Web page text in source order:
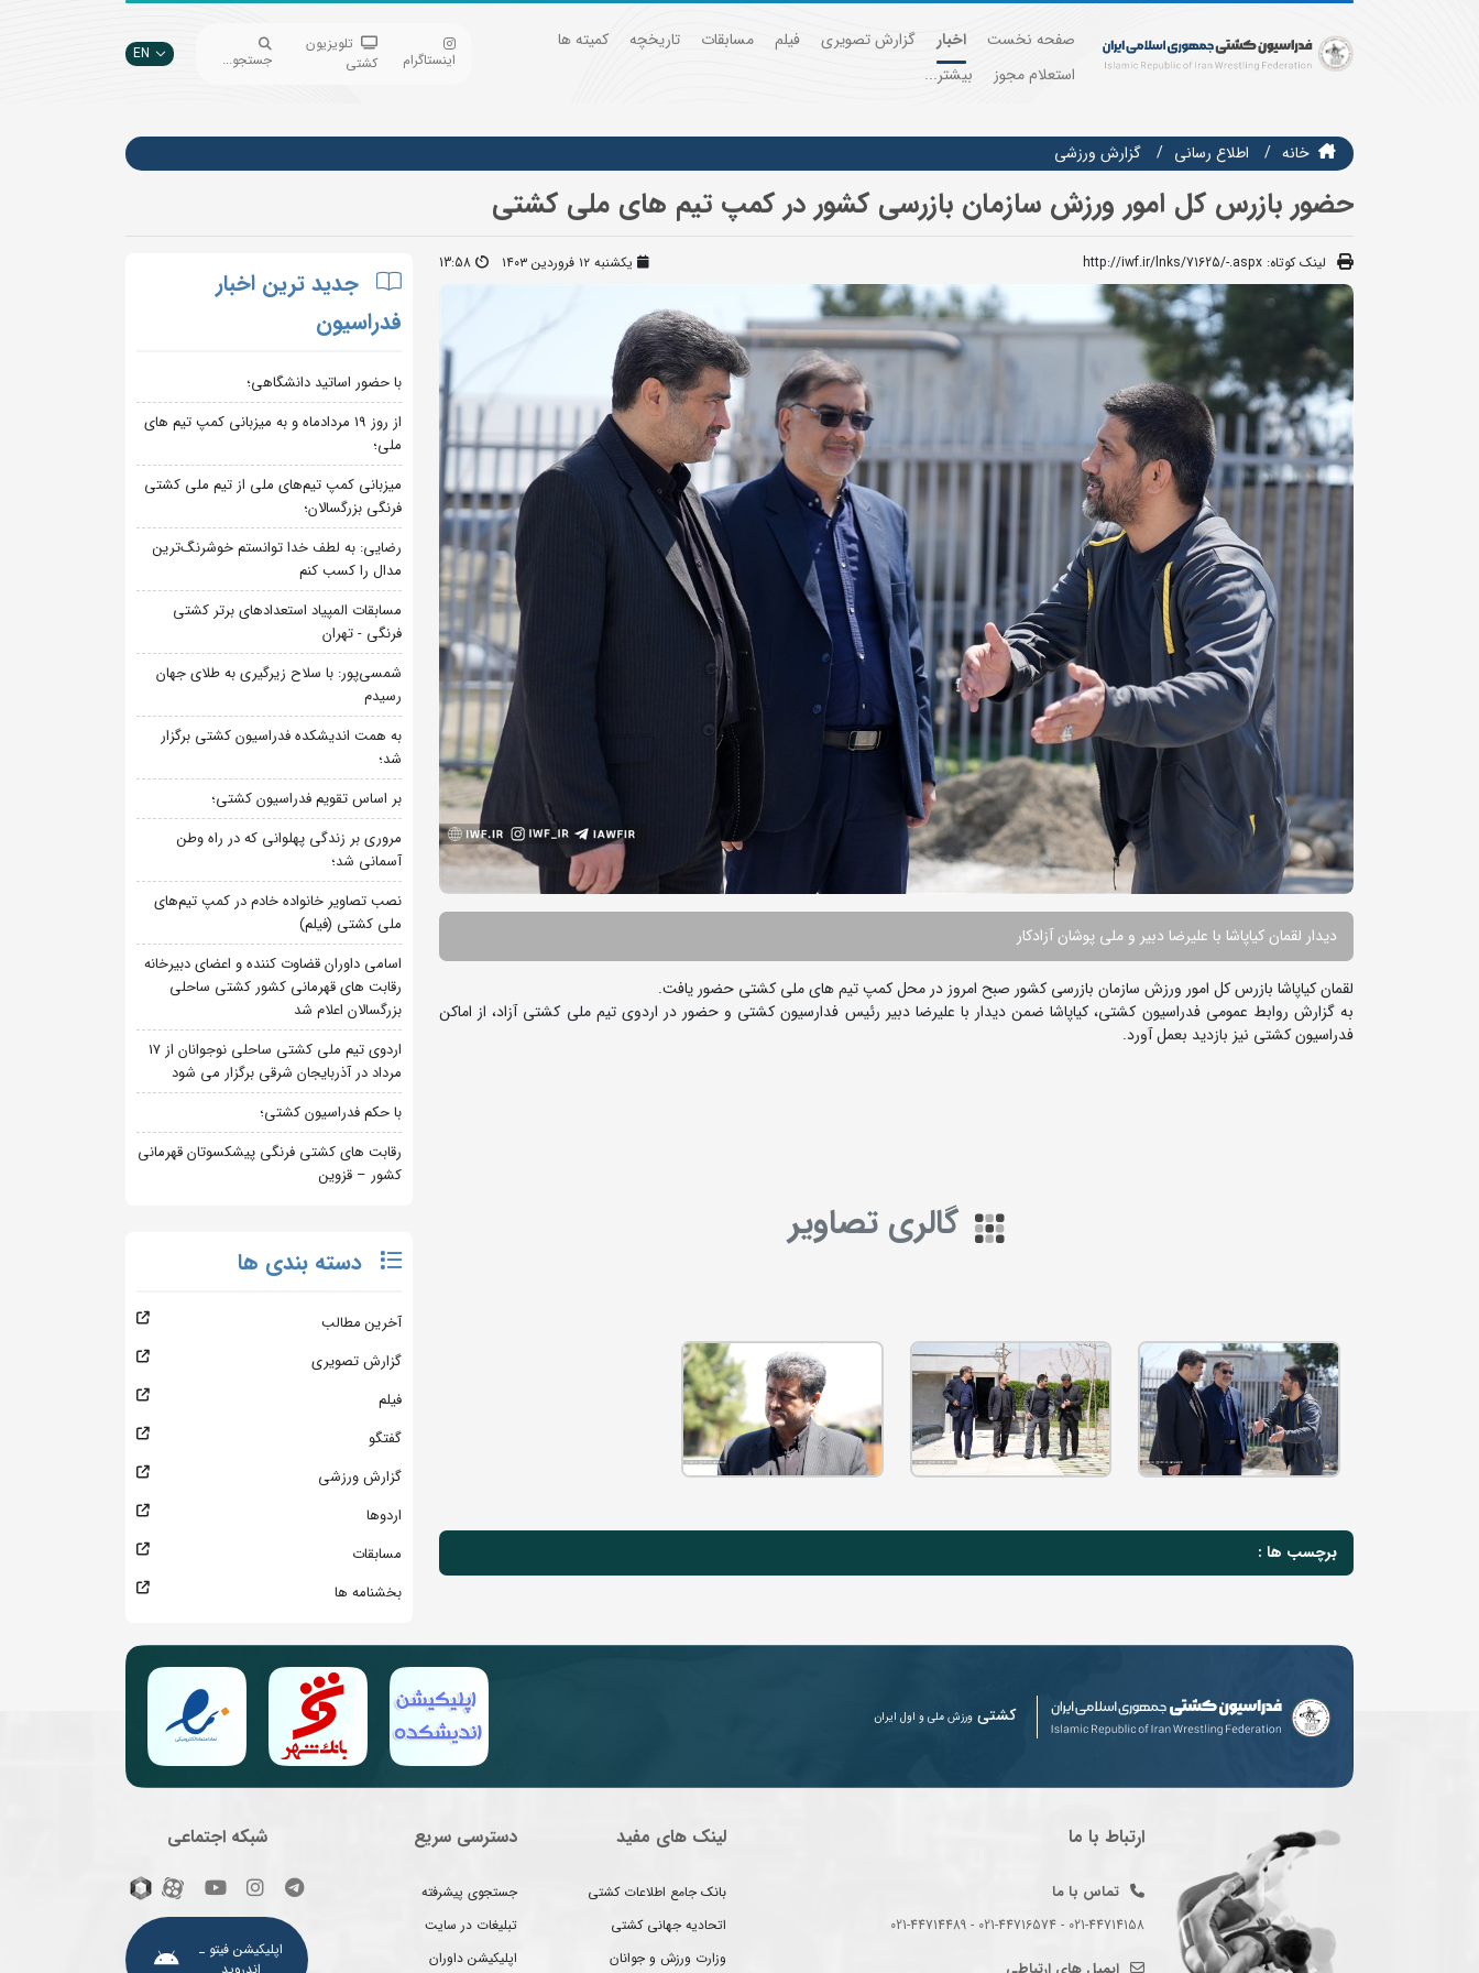
صفحه نخست اخبار گزارش تصویری فیلم مسابقات تاریخچه
کمیته ها
استعلام مجوز
بیشتر...
اینستاگرام
تلویزیون
کشتی
جستجو... EN
خانه اطلاع رسانی گزارش ورزشی
حضور بازرس کل امور ورزش سازمان بازرسی کشور در کمپ تیم های ملی کشتی
لینک کوتاه: http://iwf.ir/lnks/71625/-.aspx یکشنبه ۱۲ فروردین ۱۴۰۳ 13:58
دیدار لقمان کیاپاشا با علیرضا دبیر و ملی پوشان آزادکار
لقمان کیاپاشا بازرس کل امور ورزش سازمان بازرسی کشور صبح امروز در محل کمپ تیم های ملی کشتی حضور یافت.
به گزارش روابط عمومی فدراسیون کشتی، کیاپاشا ضمن دیدار با علیرضا دبیر رئیس فدارسیون کشتی و حضور در اردوی تیم ملی کشتی آزاد، از اماکن
فدراسیون کشتی نیز بازدید بعمل آورد.
گالری تصاویر
برچسب ها :
جدید ترین اخبار
فدراسیون
با حضور اساتید دانشگاهی؛
از روز 19 مردادماه و به میزبانی کمپ تیم های
ملی؛
میزبانی کمپ تیم‌های ملی از تیم ملی کشتی
فرنگی بزرگسالان؛
رضایی: به لطف خدا توانستم خوشرنگ‌ترین
مدال را کسب کنم
مسابقات المپیاد استعدادهای برتر کشتی
فرنگی - تهران
شمسی‌پور: با سلاح زیرگیری به طلای جهان
رسیدم
به همت اندیشکده فدراسیون کشتی برگزار
شد؛
بر اساس تقویم فدراسیون کشتی؛
مروری بر زندگی پهلوانی که در راه وطن
آسمانی شد؛
نصب تصاویر خانواده خادم در کمپ تیم‌های
ملی کشتی (فیلم)
اسامی داوران قضاوت کننده و اعضای دبیرخانه
رقابت های قهرمانی کشور کشتی ساحلی
بزرگسالان اعلام شد
اردوی تیم ملی کشتی ساحلی نوجوانان از 17
مرداد در آذربایجان شرقی برگزار می شود
با حکم فدراسیون کشتی؛
رقابت های کشتی فرنگی پیشکسوتان قهرمانی
کشور – قزوین
دسته بندی ها
آخرین مطالب
گزارش تصویری
فیلم
گفتگو
گزارش ورزشی
اردوها
مسابقات
بخشنامه ها
کشتی ورزش ملی و اول ایران
ارتباط با ما
تماس با ما
021-44714158 - 021-44716574 - 021-44714489
لینک های مفید
بانک جامع اطلاعات کشتی
اتحادیه جهانی کشتی
وزارت ورزش و جوانان
دسترسی سریع
جستجوی پیشرفته
تبلیغات در سایت
اپلیکیشن داوران
شبکه اجتماعی
اپلیکیشن فیتو ـ